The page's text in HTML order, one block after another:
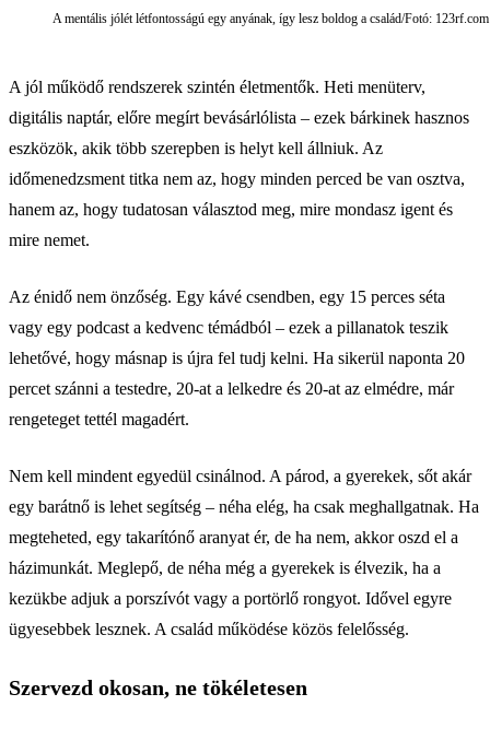
A mentális jólét létfontosságú egy anyának, így lesz boldog a család/Fotó: 123rf.com
A jól működő rendszerek szintén életmentők. Heti menüterv,
digitális naptár, előre megírt bevásárlólista – ezek bárkinek hasznos
eszközök, akik több szerepben is helyt kell állniuk. Az
időmenedzsment titka nem az, hogy minden perced be van osztva,
hanem az, hogy tudatosan választod meg, mire mondasz igent és
mire nemet.
Az énidő nem önzőség. Egy kávé csendben, egy 15 perces séta
vagy egy podcast a kedvenc témádból – ezek a pillanatok teszik
lehetővé, hogy másnap is újra fel tudj kelni. Ha sikerül naponta 20
percet szánni a testedre, 20-at a lelkedre és 20-at az elmédre, már
rengeteget tettél magadért.
Nem kell mindent egyedül csinálnod. A párod, a gyerekek, sőt akár
egy barátnő is lehet segítség – néha elég, ha csak meghallgatnak. Ha
megteheted, egy takarítónő aranyat ér, de ha nem, akkor oszd el a
házimunkát. Meglepő, de néha még a gyerekek is élvezik, ha a
kezükbe adjuk a porszívót vagy a portörlő rongyot. Idővel egyre
ügyesebbek lesznek. A család működése közös felelősség.
Szervezd okosan, ne tökéletesen